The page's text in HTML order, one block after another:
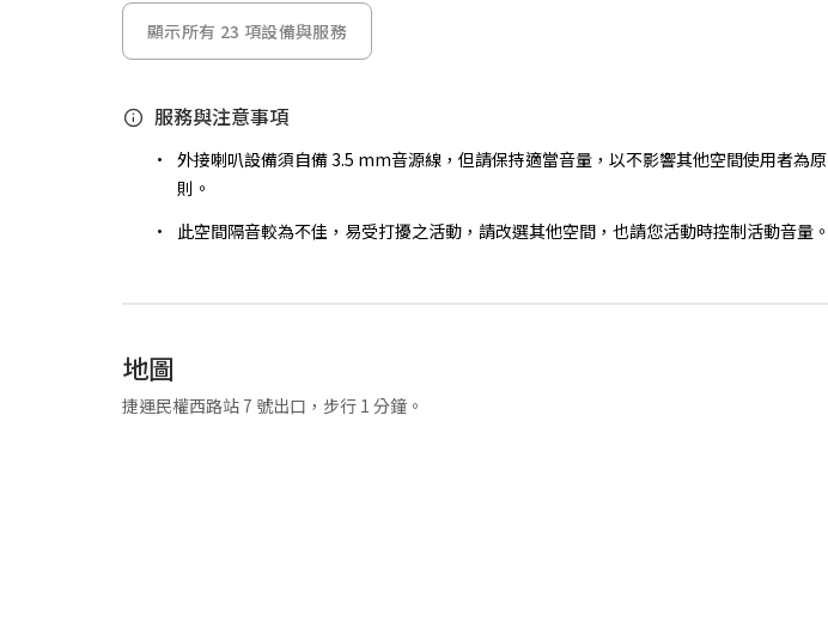
顯示所有 23 項設備與服務
服務與注意事項
外接喇叭設備須自備 3.5 mm音源線，但請保持適當音量，以不影響其他空間使用者為原
則。
此空間隔音較為不佳，易受打擾之活動，請改選其他空間，也請您活動時控制活動音量。
地圖
捷運民權西路站 7 號出口，步行 1 分鐘。